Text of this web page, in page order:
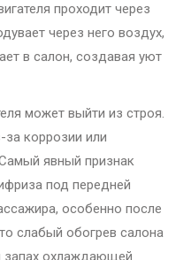
проходит через
через него воздух,
в салон, создавая уют
может выйти из строя.
за коррозии или
явный признак
под передней
особенно после
слабый обогрев салона